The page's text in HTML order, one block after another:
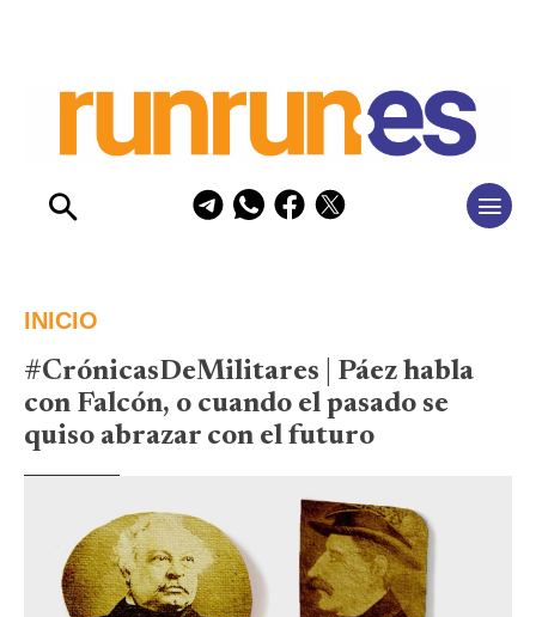
INICIO
#CrónicasDeMilitares | Páez habla
con Falcón, o cuando el pasado se
quiso abrazar con el futuro